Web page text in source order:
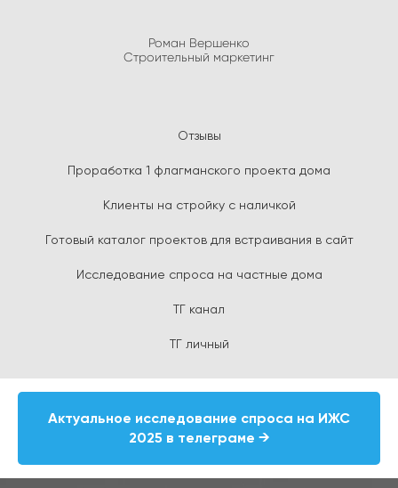
Роман Вершенко
Строительный маркетинг
Отзывы
Проработка 1 флагманского проекта дома
Клиенты на стройку с наличкой
Готовый каталог проектов для встраивания в сайт
Исследование спроса на частные дома
ТГ канал
ТГ личный
Актуальное исследование спроса на ИЖС
2025 в телеграме →